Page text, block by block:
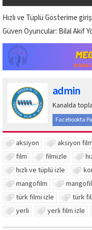
Hızlı ve Tüplü Gösterime
Güven Oyuncular: Bilal Akif
admin
Kanalda
Facebookta
aksiyon aksiyon
film
filmizle
hızlı ve tüplü izle
mangofilm
türk filmi izle
türk
yerli
yerli film izle